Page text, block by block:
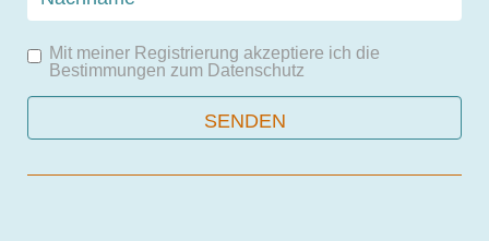
Mit meiner Registrierung akzeptiere ich die
Bestimmungen zum Datenschutz